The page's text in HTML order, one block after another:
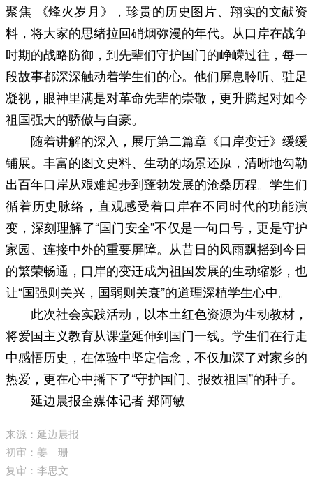
聚焦 《烽火岁月》，珍贵的历史图片、翔实的文献资
料，将大家的思绪拉回硝烟弥漫的年代。从口岸在战争
时期的战略防御，到先辈们守护国门的峥嵘过往，每一
段故事都深深触动着学生们的心。他们屏息聆听、驻足
凝视，眼神里满是对革命先辈的崇敬，更升腾起对如今
祖国强大的骄傲与自豪。
随着讲解的深入，展厅第二篇章《口岸变迁》缓缓
铺展。丰富的图文史料、生动的场景还原，清晰地勾勒
出百年口岸从艰难起步到蓬勃发展的沧桑历程。学生们
循着历史脉络，直观感受着口岸在不同时代的功能演
变，深刻理解了“国门安全”不仅是一句口号，更是守护
家园、连接中外的重要屏障。从昔日的风雨飘摇到今日
的繁荣畅通，口岸的变迁成为祖国发展的生动缩影，也
让“国强则关兴，国弱则关衰”的道理深植学生心中。
此次社会实践活动，以本土红色资源为生动教材，
将爱国主义教育从课堂延伸到国门一线。学生们在行走
中感悟历史，在体验中坚定信念，不仅加深了对家乡的
热爱，更在心中播下了“守护国门、报效祖国”的种子。
延边晨报全媒体记者 郑阿敏
来源：延边晨报
初审：姜 珊
复审：李思文